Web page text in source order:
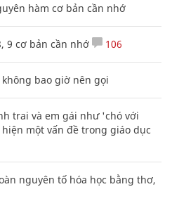
hàm cơ bản cần nhớ
9 cơ bản cần nhớ 106
bao giờ nên gọi
trai và em gái như 'chó với
một vấn đề trong giáo dục
nguyên tố hóa học bằng thơ,